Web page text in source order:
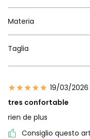
Materia
Taglia
19/03/2026
tres confortable
rien de plus
Consiglio questo